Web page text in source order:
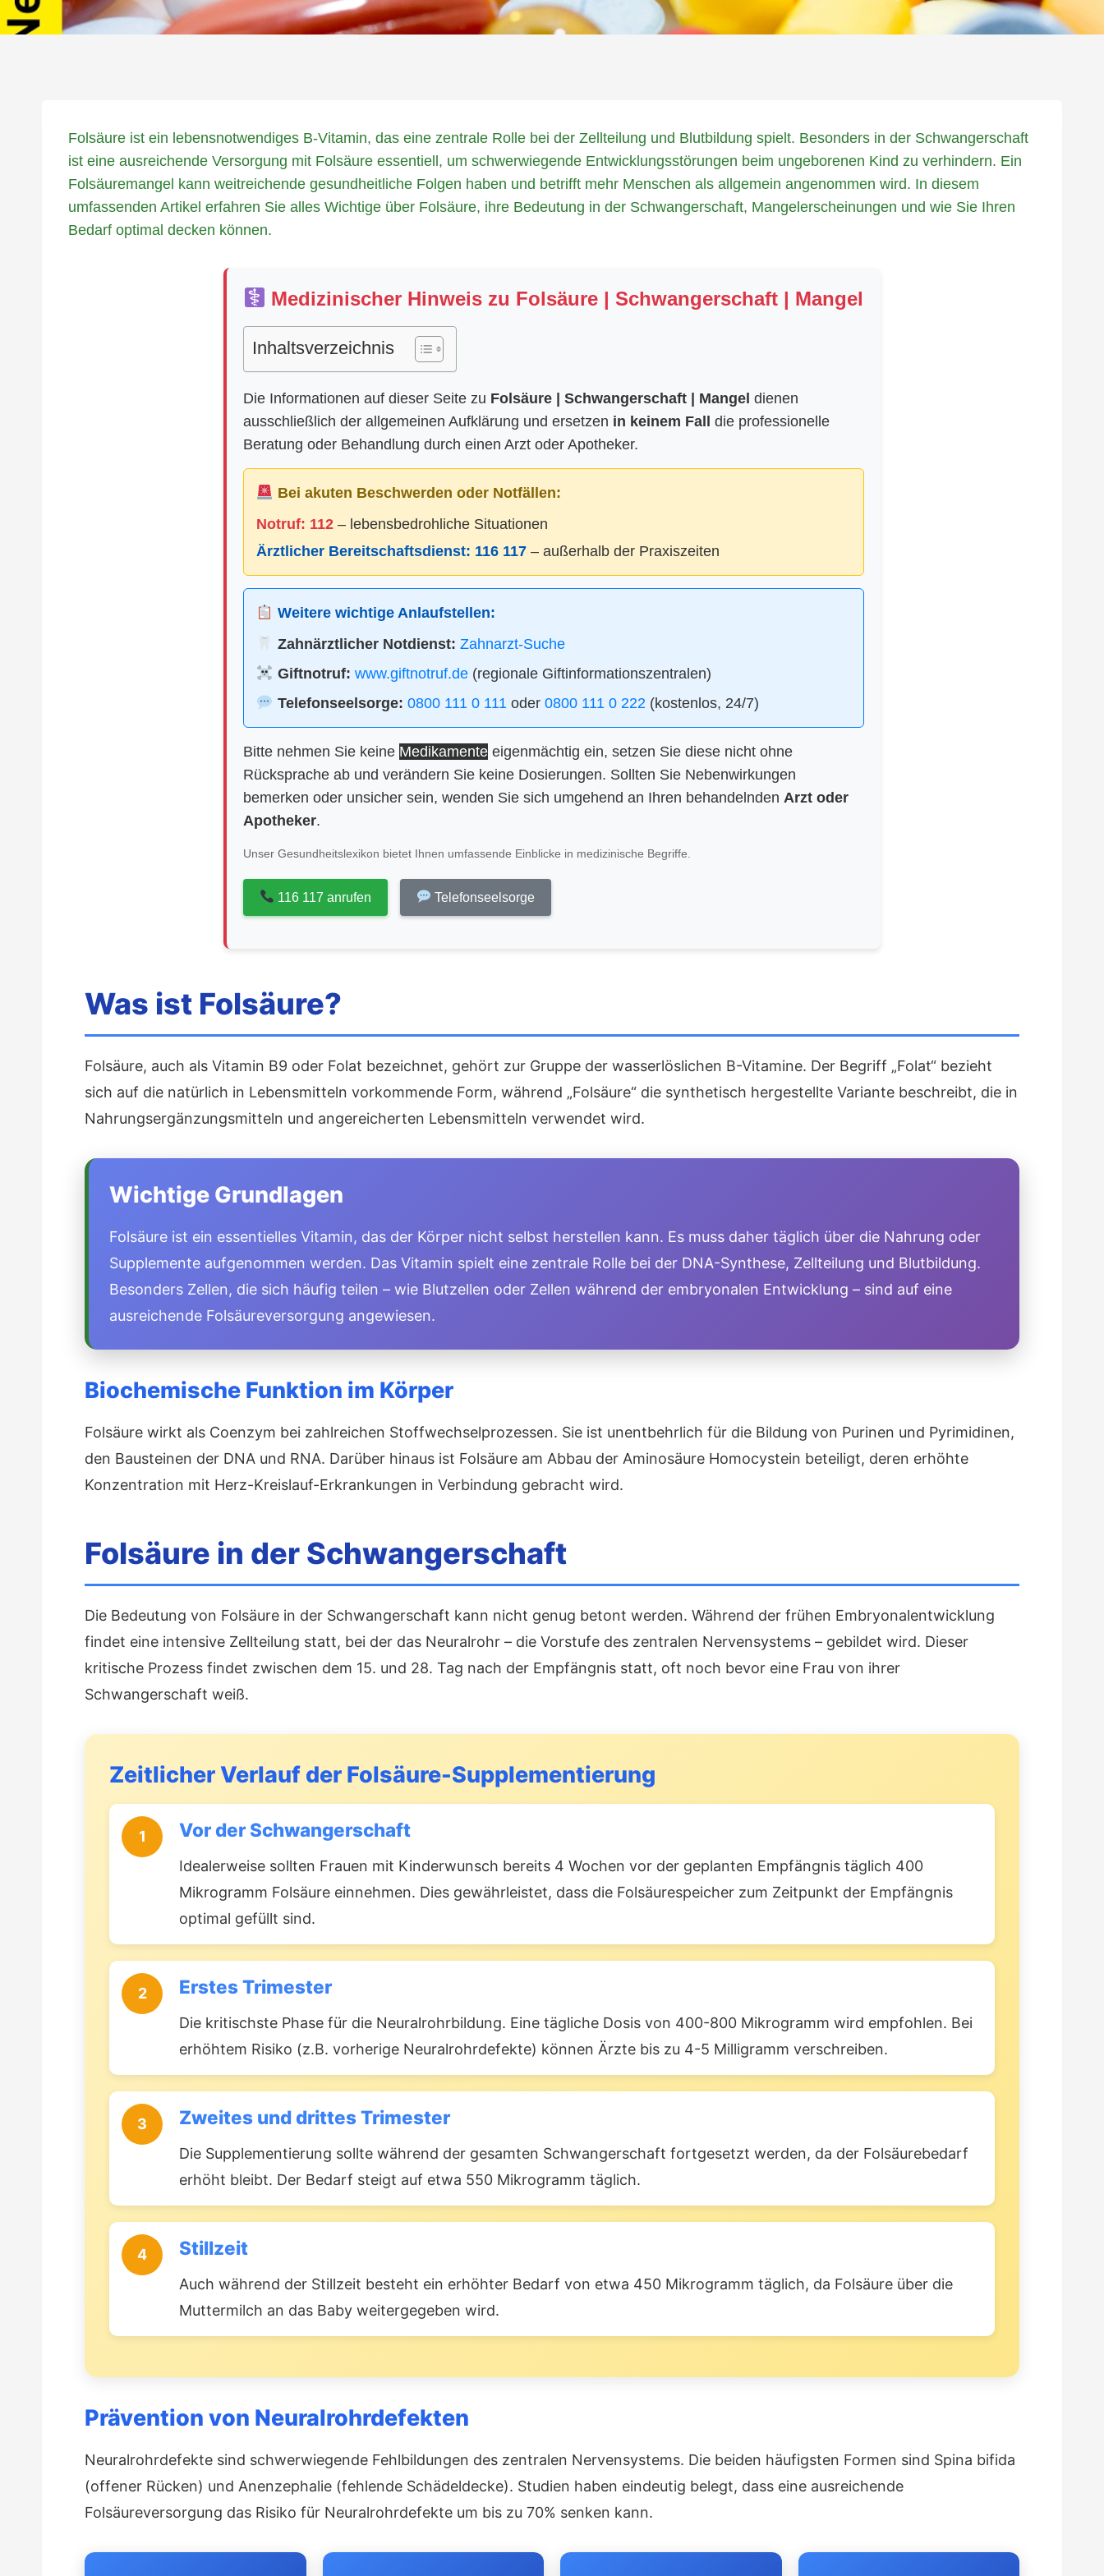
Folsäure ist ein lebensnotwendiges B-Vitamin, das eine zentrale Rolle bei der Zellteilung und Blutbildung spielt. Besonders in der Schwangerschaft
ist eine ausreichende Versorgung mit Folsäure essentiell, um schwerwiegende Entwicklungsstörungen beim ungeborenen Kind zu verhindern. Ein
Folsäuremangel kann weitreichende gesundheitliche Folgen haben und betrifft mehr Menschen als allgemein angenommen wird. In diesem
umfassenden Artikel erfahren Sie alles Wichtige über Folsäure, ihre Bedeutung in der Schwangerschaft, Mangelerscheinungen und wie Sie Ihren
Bedarf optimal decken können.
Medizinischer Hinweis zu Folsäure | Schwangerschaft | Mangel
Inhaltsverzeichnis
Die Informationen auf dieser Seite zu Folsäure | Schwangerschaft | Mangel dienen
ausschließlich der allgemeinen Aufklärung und ersetzen in keinem Fall die professionelle
Beratung oder Behandlung durch einen Arzt oder Apotheker.
Bei akuten Beschwerden oder Notfällen:
Notruf: 112 – lebensbedrohliche Situationen
Ärztlicher Bereitschaftsdienst: 116 117 – außerhalb der Praxiszeiten
Weitere wichtige Anlaufstellen:
Zahnärztlicher Notdienst: Zahnarzt-Suche
Giftnotruf: www.giftnotruf.de(regionale Giftinformationszentralen)
Telefonseelsorge: 0800 111 0 111 oder 0800 111 0 222 (kostenlos, 24/7)
Bitte nehmen Sie keine Medikamente eigenmächtig ein, setzen Sie diese nicht ohne
Rücksprache ab und verändern Sie keine Dosierungen. Sollten Sie Nebenwirkungen
bemerken oder unsicher sein, wenden Sie sich umgehend an Ihren behandelnden Arzt oder
Apotheker.
Unser Gesundheitslexikon bietet Ihnen umfassende Einblicke in medizinische Begriffe.
116 117 anrufen Telefonseelsorge
Was ist Folsäure?
Folsäure, auch als Vitamin B9 oder Folat bezeichnet, gehört zur Gruppe der wasserlöslichen B-Vitamine. Der Begriff „Folat“ bezieht
sich auf die natürlich in Lebensmitteln vorkommende Form, während „Folsäure“ die synthetisch hergestellte Variante beschreibt, die in
Nahrungsergänzungsmitteln und angereicherten Lebensmitteln verwendet wird.
Wichtige Grundlagen
Folsäure ist ein essentielles Vitamin, das der Körper nicht selbst herstellen kann. Es muss daher täglich über die Nahrung oder
Supplemente aufgenommen werden. Das Vitamin spielt eine zentrale Rolle bei der DNA-Synthese, Zellteilung und Blutbildung.
Besonders Zellen, die sich häufig teilen – wie Blutzellen oder Zellen während der embryonalen Entwicklung – sind auf eine
ausreichende Folsäureversorgung angewiesen.
Biochemische Funktion im Körper
Folsäure wirkt als Coenzym bei zahlreichen Stoffwechselprozessen. Sie ist unentbehrlich für die Bildung von Purinen und Pyrimidinen,
den Bausteinen der DNA und RNA. Darüber hinaus ist Folsäure am Abbau der Aminosäure Homocystein beteiligt, deren erhöhte
Konzentration mit Herz-Kreislauf-Erkrankungen in Verbindung gebracht wird.
Folsäure in der Schwangerschaft
Die Bedeutung von Folsäure in der Schwangerschaft kann nicht genug betont werden. Während der frühen Embryonalentwicklung
findet eine intensive Zellteilung statt, bei der das Neuralrohr – die Vorstufe des zentralen Nervensystems – gebildet wird. Dieser
kritische Prozess findet zwischen dem 15. und 28. Tag nach der Empfängnis statt, oft noch bevor eine Frau von ihrer
Schwangerschaft weiß.
Zeitlicher Verlauf der Folsäure-Supplementierung
1 Vor der Schwangerschaft
Idealerweise sollten Frauen mit Kinderwunsch bereits 4 Wochen vor der geplanten Empfängnis täglich 400
Mikrogramm Folsäure einnehmen. Dies gewährleistet, dass die Folsäurespeicher zum Zeitpunkt der Empfängnis
optimal gefüllt sind.
2 Erstes Trimester
Die kritischste Phase für die Neuralrohrbildung. Eine tägliche Dosis von 400-800 Mikrogramm wird empfohlen. Bei
erhöhtem Risiko (z.B. vorherige Neuralrohrdefekte) können Ärzte bis zu 4-5 Milligramm verschreiben.
3 Zweites und drittes Trimester
Die Supplementierung sollte während der gesamten Schwangerschaft fortgesetzt werden, da der Folsäurebedarf
erhöht bleibt. Der Bedarf steigt auf etwa 550 Mikrogramm täglich.
4 Stillzeit
Auch während der Stillzeit besteht ein erhöhter Bedarf von etwa 450 Mikrogramm täglich, da Folsäure über die
Muttermilch an das Baby weitergegeben wird.
Prävention von Neuralrohrdefekten
Neuralrohrdefekte sind schwerwiegende Fehlbildungen des zentralen Nervensystems. Die beiden häufigsten Formen sind Spina bifida
(offener Rücken) und Anenzephalie (fehlende Schädeldecke). Studien haben eindeutig belegt, dass eine ausreichende
Folsäureversorgung das Risiko für Neuralrohrdefekte um bis zu 70% senken kann.